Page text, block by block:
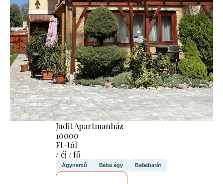
Judit Apartmanház
10000
Ft-tól
/ éj / fő
Ágynemű Baba ágy Bababarát